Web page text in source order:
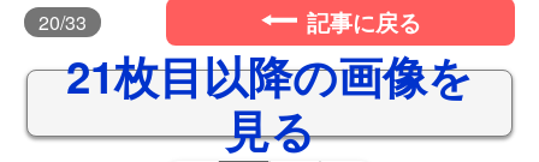
20/33 記事に戻る
21枚目以降の画像を
見る